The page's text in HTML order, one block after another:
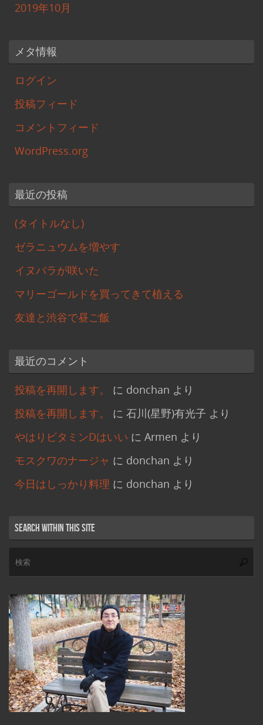
2019年10月
メタ情報
ログイン
投稿フィード
コメントフィード
WordPress.org
最近の投稿
(タイトルなし)
ゼラニュウムを増やす
イヌバラが咲いた
マリーゴールドを買ってきて植える
友達と渋谷で昼ご飯
最近のコメント
投稿を再開します。 に donchan より
投稿を再開します。
に 石川(星野)有光子 より
やはりビタミンDはいい に Armen より
モスクワのナージャ に donchan より
今日はしっかり料理 に donchan より
Search within this site
索